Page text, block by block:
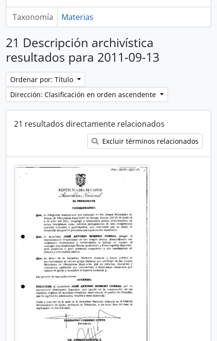
Taxonomía Materias
21 Descripción archivística
resultados para 2011-09-13
Ordenar por: Título
Dirección: Clasificación en orden ascendente
21 resultados directamente relacionados
Excluir términos relacionados